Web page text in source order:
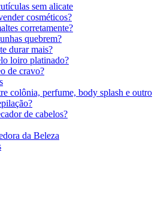
sem alicate
cosméticos?
corretamente?
quebrem?
durar mais?
loiro platinado?
de cravo?
colônia, perfume, body splash e outro
de cabelos?
da Beleza